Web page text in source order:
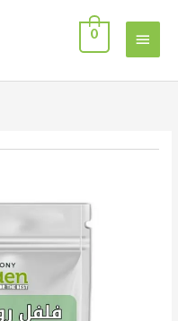
المحتوى
القائمة
الرئيسية
0